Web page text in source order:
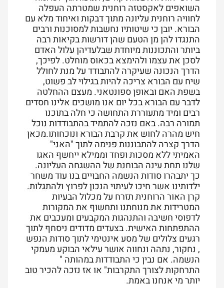
השואפים לאקסטזה רוחנית שמטרתה העפלה
לחוויה רוחנית עליונה מתוך דבקות ואיחוד מלא עם
הבורא. יובן כי שיטותיו נחשבות למסוכנות ורבים
התנגדו להן מן הטעם שהן דורשות בקיאות רבה
ביותר והתכוננות מיוחדת שבלעדיהן עלול האדם
לסכן את עצמו ולהימצא בכאוס מוחלט. לפיכך,
הדרך הנכונה שעיקרה להתבודד על מנת לחולל
שיח עם הבורא צריכה להיות בגילוי לב פשוט,
בשפת האם ובאופן ספונטאני. מעצם ההחלטה
לדבר עם הבורא בכל יום אנו מושכים אלינו חסדים
רבים ומיד מתעוררת התחושה כי חלה בתוכנו
תמורה רבה. באם נזכה להתמיד בהתבודדות נוכל
חיש מהרה לחוש את קרבת הבורא ונוכחותו.מכאן
הדרך קצרה להתבוננות פנימה לתוך "האני"
האמיתי ללא מסכות ופחד וממילא ייחשף האגו
שלנו תחת עינה הבוחנת של ההשגחה העליונה.
כך יתבהרו סודות הנשמה החבויים בנו עוד משחר
ילדותינו אשר חיכו לעיתוי הנכון לפרוץ ולהתגלות.
קרן האור הרוחנית תזרח על מכלול הבעיות
המטרידות את מנוחתנו ותחשוף את המקורות
לדפוסי חשיבה והתנהגות המקבעים ומעכבים את
ההתפתחות האישית. בצעדים מדודים ניסחף לתוך
רגעים צלולים של מסע אינטימי לתוך סודות הנפש
, נחקור, נתהה ונחווה אושר עילאי הבוקע מעמקי
הנשמה. אם נבין כי התבודדות במהותה "
התרחקות לצורך התקרבות" או אז נזכה להכיר טוב
יותר מי אנחנו באמת.